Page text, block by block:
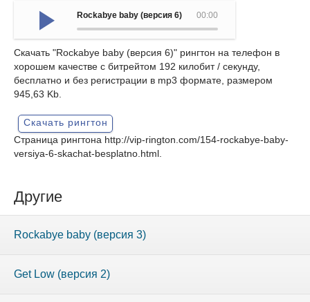
00:00
Rockabye baby (версия 6)
Скачать "Rockabye baby (версия 6)" рингтон на телефон в
хорошем качестве с битрейтом 192 килобит / секунду,
бесплатно и без регистрации в mp3 формате, размером
945,63 Kb.
Скачать рингтон
Страница рингтона http://vip-rington.com/154-rockabye-baby-
versiya-6-skachat-besplatno.html
Другие
Rockabye baby (версия 3)
Get Low (версия 2)